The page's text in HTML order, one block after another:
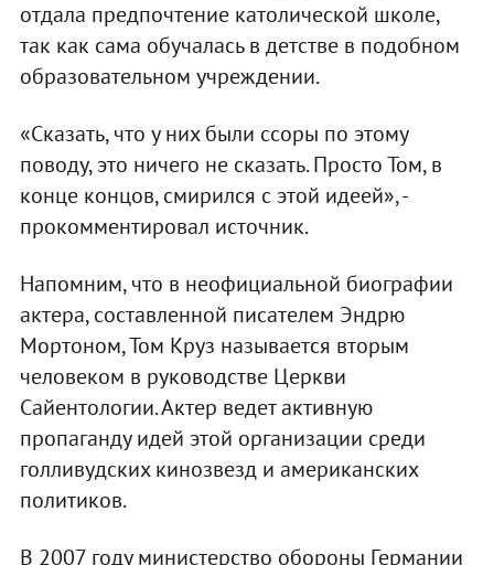
отдала предпочтение католической школе,
так как сама обучалась в детстве в подобном
образовательном учреждении.
«Сказать, что у них были ссоры по этому
поводу, это ничего не сказать. Просто Том, в
конце концов, смирился с этой идеей», -
прокомментировал источник.
Напомним, что в неофициальной биографии
актера, составленной писателем Эндрю
Мортоном, Том Круз называется вторым
человеком в руководстве Церкви
Сайентологии. Актер ведет активную
пропаганду идей этой организации среди
голливудских кинозвезд и американских
политиков.
В 2007 году министерство обороны Германии